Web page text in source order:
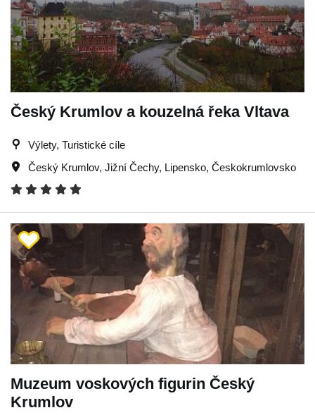
Český Krumlov a kouzelná řeka Vltava
Výlety, Turistické cíle
Český Krumlov, Jižní Čechy, Lipensko, Českokrumlovsko
Muzeum voskových figurin Český
Krumlov